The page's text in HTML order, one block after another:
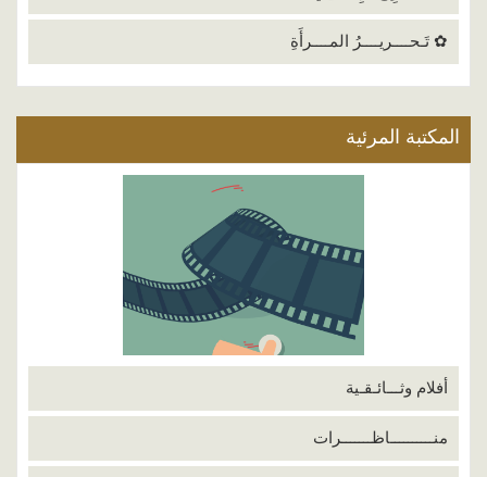
✿ تَـحــــريــــرُ المــــرأَةِ
المكتبة المرئية
أفلام وثـــائـقـية
منــــــــــاظـــــــرات